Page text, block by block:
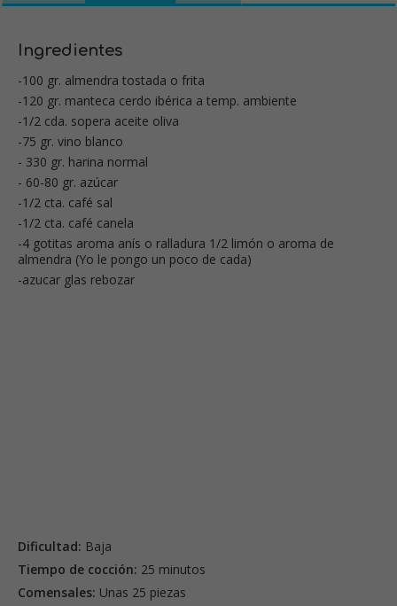
Ingredientes
-100 gr. almendra tostada o frita
-120 gr. manteca cerdo ibérica a temp. ambiente
-1/2 cda. sopera aceite oliva
-75 gr. vino blanco
- 330 gr. harina normal
- 60-80 gr. azúcar
-1/2 cta. café sal
-1/2 cta. café canela
-4 gotitas aroma anís o ralladura 1/2 limón o aroma de
almendra (Yo le pongo un poco de cada)
-azucar glas rebozar
Dificultad: Baja
Tiempo de cocción: 25 minutos
Comensales: Unas 25 piezas